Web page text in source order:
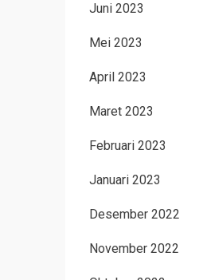
Juni 2023
Mei 2023
April 2023
Maret 2023
Februari 2023
Januari 2023
Desember 2022
November 2022